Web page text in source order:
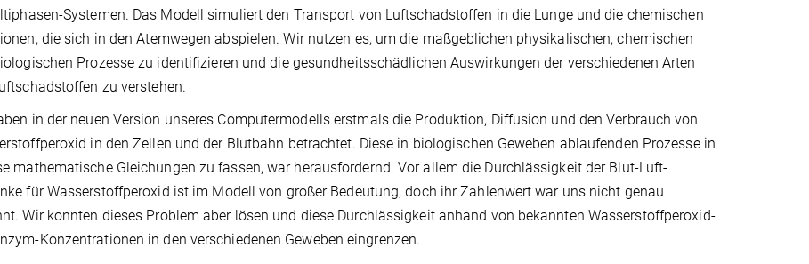
Systemen. Das Modell simuliert den Transport von Luftschadstoffen in die Lunge und die chemischen
die sich in den Atemwegen abspielen. Wir nutzen es, um die maßgeblichen physikalischen, chemischen
Prozesse zu identifizieren und die gesundheitsschädlichen Auswirkungen der verschiedenen Arten
zu verstehen.
in der neuen Version unseres Computermodells erstmals die Produktion, Diffusion und den Verbrauch von
in den Zellen und der Blutbahn betrachtet. Diese in biologischen Geweben ablaufenden Prozesse in
mathematische Gleichungen zu fassen, war herausfordernd. Vor allem die Durchlässigkeit der Blut-Luft-
für Wasserstoffperoxid ist im Modell von großer Bedeutung, doch ihr Zahlenwert war uns nicht genau
Wir konnten dieses Problem aber lösen und diese Durchlässigkeit anhand von bekannten Wasserstoffperoxid-
Konzentrationen in den verschiedenen Geweben eingrenzen.